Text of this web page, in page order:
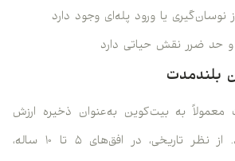
نوسان‌گیری یا ورود پله‌ای وجود دارد
و حد ضرر نقش حیاتی دارد
بلندمدت
معمولاً به بیت‌کوین به‌عنوان ذخیره ارزش
دیجیتال نگاه می‌کنند. از نظر تاریخی، در افق‌های ۵ تا ۱۰ ساله،